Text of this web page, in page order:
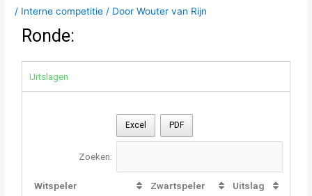
/ Interne competitie / DoorWouter van Rijn
Ronde:
Uitslagen
Excel PDF
Zoeken:
Witspeler Zwartspeler Uitslag